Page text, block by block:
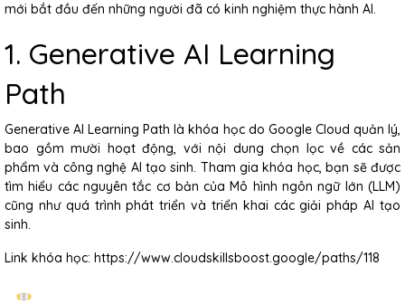
mới bắt đầu đến những người đã có kinh nghiệm thực hành AI.
1. Generative AI Learning
Path
Generative AI Learning Path là khóa học do Google Cloud quản lý,
bao gồm mười hoạt động, với nội dung chọn lọc về các sản
phẩm và công nghệ AI tạo sinh. Tham gia khóa học, bạn sẽ được
tìm hiểu các nguyên tắc cơ bản của Mô hình ngôn ngữ lớn (LLM)
cũng như quá trình phát triển và triển khai các giải pháp AI tạo
sinh.
Link khóa học: https://www.cloudskillsboost.google/paths/118